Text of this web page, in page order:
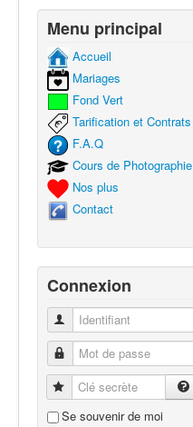
Menu principal
Accueil
Mariages
Fond Vert
Tarification et Contrats
F.A.Q
Cours de Photographie
Nos plus
Contact
Connexion
Identifiant
Mot de passe
Clé secrète
Se souvenir de moi